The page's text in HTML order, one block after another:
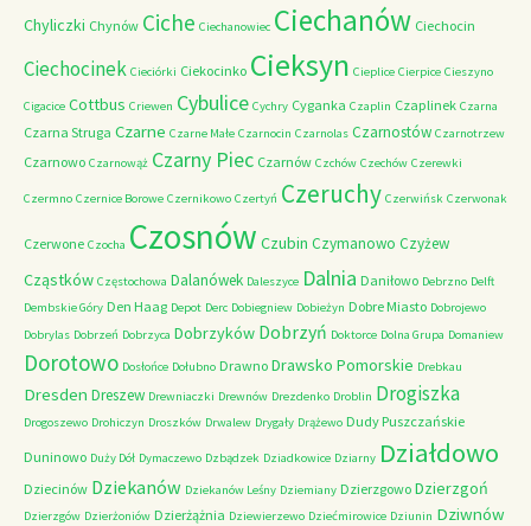
Chyliczki Chynów Ciche Ciechanowiec Ciechanów Ciechocin
Ciechocinek Cieciórki Ciekocinko Cieksyn Cieplice Cierpice Cieszyno
Cigacice Cottbus Criewen Cybulice Cychry Cyganka Czaplin Czaplinek Czarna
Czarna Struga Czarne Czarne Małe Czarnocin Czarnolas Czarnostów Czarnotrzew
Czarnowo Czarnowąż Czarny Piec Czarnów Czchów Czechów Czerewki
Czermno Czernice Borowe Czernikowo Czertyń Czeruchy Czerwińsk Czerwonak
Czerwone Czocha Czosnów Czubin Czymanowo Czyżew
Cząstków Częstochowa Dalanówek Daleszyce Dalnia Daniłowo Debrzno Delft
Dembskie Góry Den Haag Depot Derc Dobiegniew Dobieżyn Dobre Miasto Dobrojewo
Dobrylas Dobrzeń Dobrzyca Dobrzyków Dobrzyń Doktorce Dolna Grupa Domaniew
Dorotowo Dosłońce Dołubno Drawno Drawsko Pomorskie Drebkau
Dresden Dreszew Drewniaczki Drewnów Drezdenko Droblin Drogiszka
Drogoszewo Drohiczyn Droszków Drwalew Drygały Drążewo Dudy Puszczańskie
Duninowo Duży Dół Dymaczewo Dzbądzek Dziadkowice Dziarny Działdowo
Dziecinów Dziekanów Dziekanów Leśny Dziemiany Dzierzgowo Dzierzgoń
Dzierzgów Dzierżoniów Dzierżążnia Dziewierzewo Dziećmirowice Dziunin Dziwnów